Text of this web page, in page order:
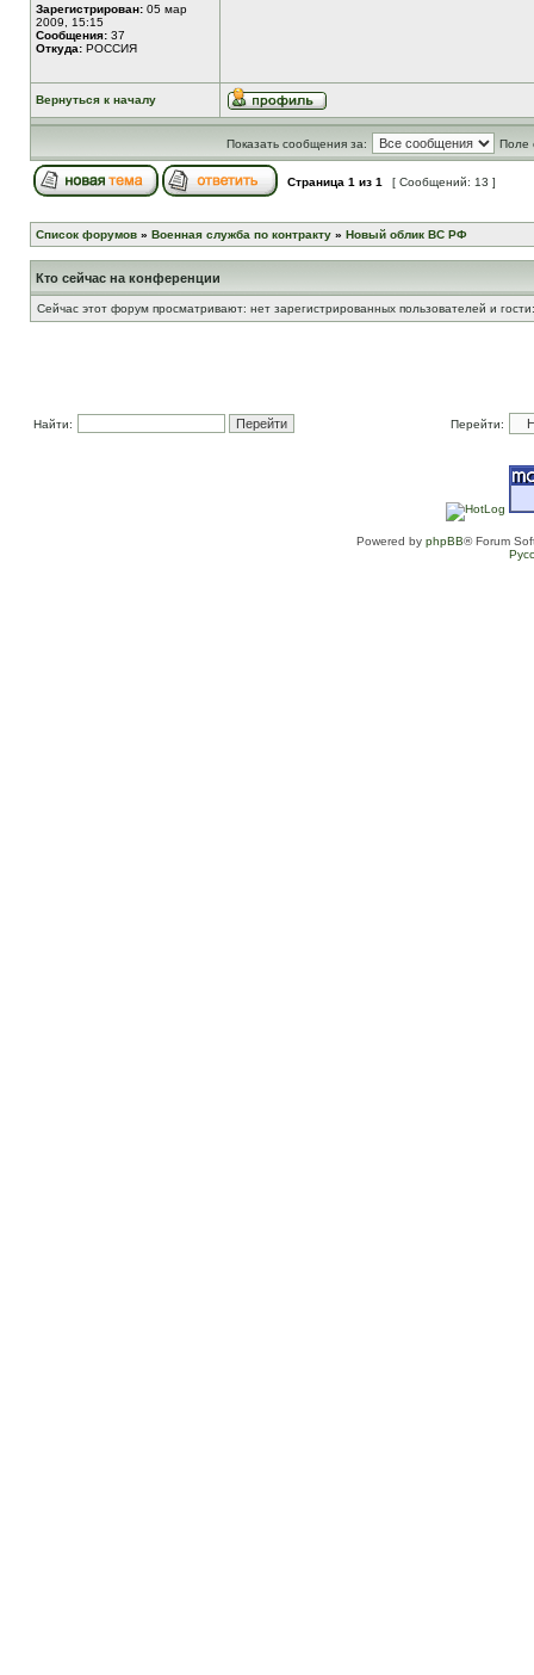
Зарегистрирован: 05 мар
2009, 15:15
Сообщения: 37
Откуда: РОССИЯ
Вернуться к началу
Показать сообщения за: Поле
Страница 1 из 1 [ Сообщений: 13 ]
Список форумов » Военная служба по контракту » Новый облик ВС РФ
Кто сейчас на конференции
Сейчас этот форум просматривают: нет зарегистрированных пользователей и
Найти: Перейти:
Powered by phpBB® Forum